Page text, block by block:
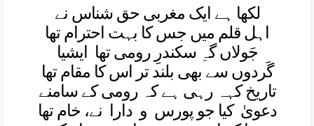
لکھا ہے ايک مغربی حق شناس نے
اہل قلم ميں جس کا بہت احترام تھا
جَولاں گہِ سکندرِ رومی تھا ايشيا
گَردوں سے بھی بلند تر اس کا مقام تھا
تاريخ کہہ رہی ہے کہ رومی کے سامنے
دعویٰ کيا جو پورس و دارا نے، خام تھا